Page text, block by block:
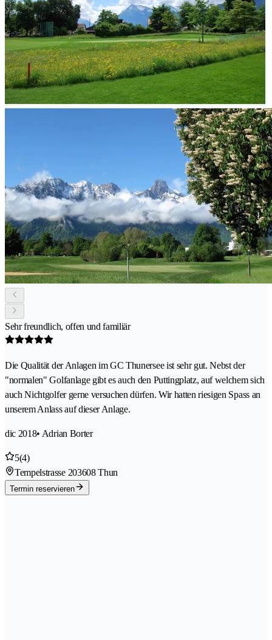
Sehr freundlich, offen und familiär
Die Qualität der Anlagen im GC Thunersee ist sehr gut. Nebst der
"normalen" Golfanlage gibt es auch den Puttingplatz, auf welchem sich
auch Nichtgolfer gerne versuchen dürfen. Wir hatten riesigen Spass an
unserem Anlass auf dieser Anlage.
dic 2018• Adrian Borter
5(4)
Tempelstrasse 203608 Thun
Termin reservieren